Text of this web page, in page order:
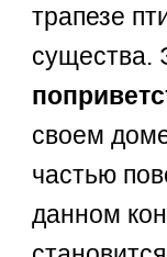
трапезе
существа.
своем
частью
данном